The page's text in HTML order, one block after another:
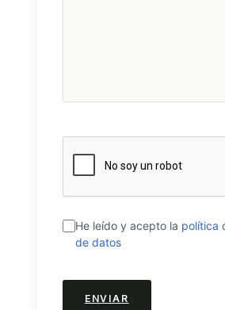
He leído y acepto la política
de datos